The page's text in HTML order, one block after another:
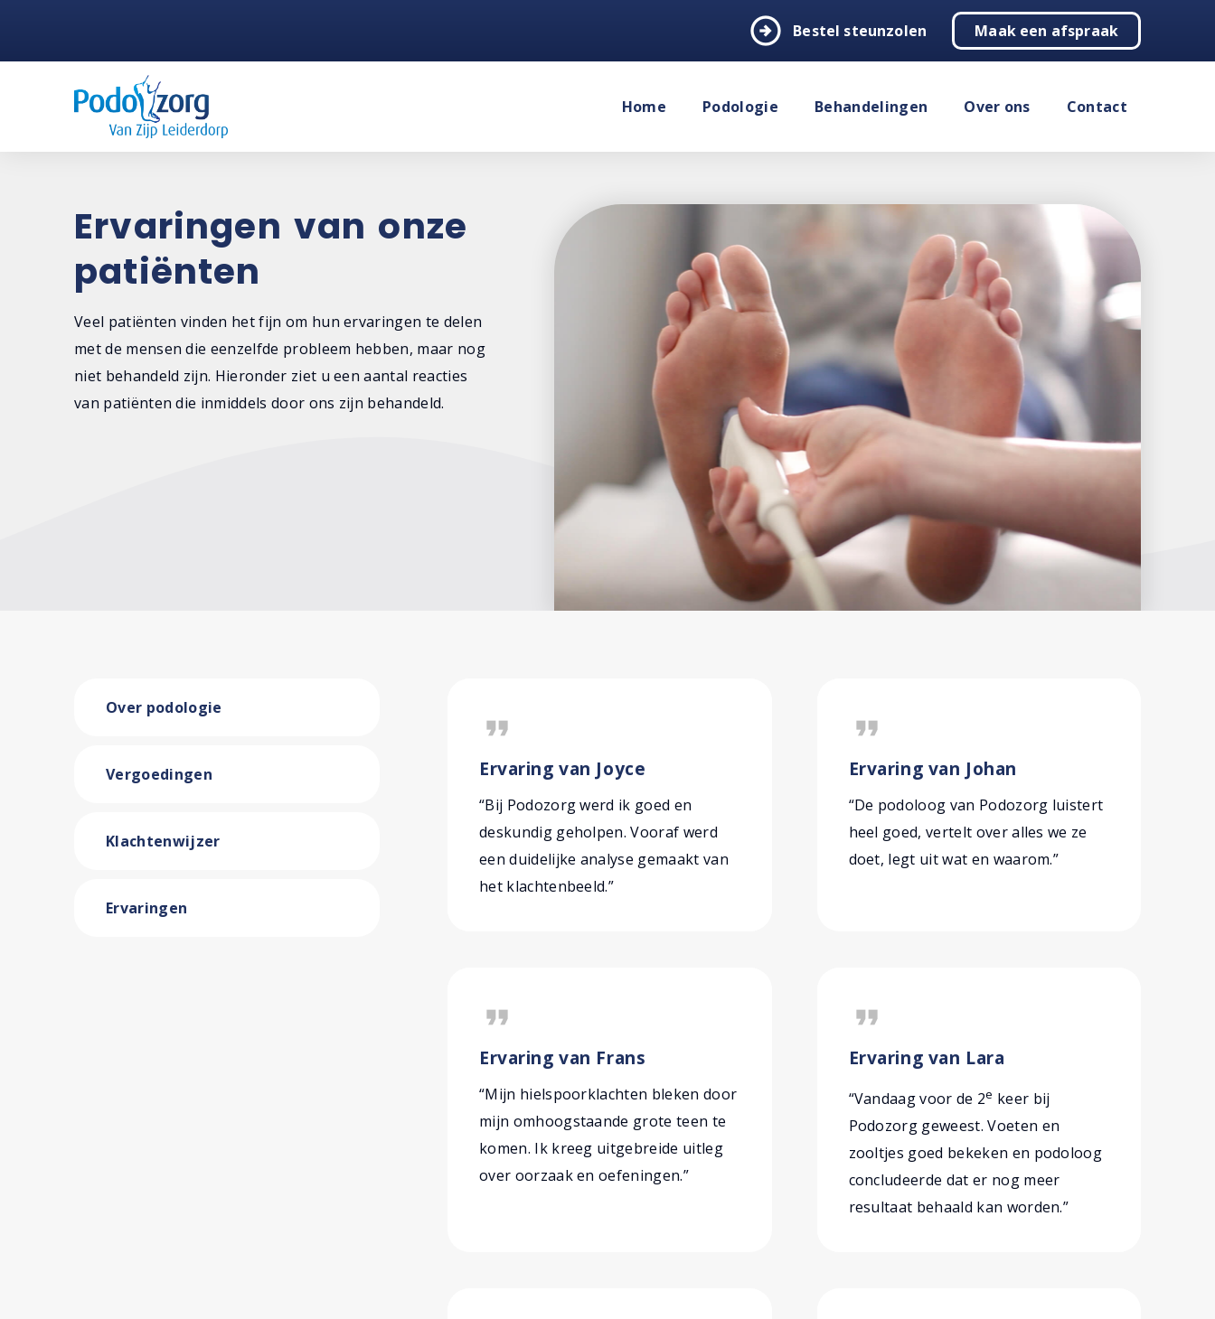
arrow_circle_right Bestel steunzolen Maak een afspraak
Home Podologie Behandelingen Over ons Contact
Ervaringen van onze
patiënten
Veel patiënten vinden het fijn om hun ervaringen te delen
met de mensen die eenzelfde probleem hebben, maar nog
niet behandeld zijn. Hieronder ziet u een aantal reacties
van patiënten die inmiddels door ons zijn behandeld.
Over podologie
Vergoedingen
Klachtenwijzer
Ervaringen
format_quote
Ervaring van Joyce
“Bij Podozorg werd ik goed en
deskundig geholpen. Vooraf werd
een duidelijke analyse gemaakt van
het klachtenbeeld.”
format_quote
Ervaring van Johan
“De podoloog van Podozorg luistert
heel goed, vertelt over alles we ze
doet, legt uit wat en waarom.”
format_quote
Ervaring van Frans
“Mijn hielspoorklachten bleken door
mijn omhoogstaande grote teen te
komen. Ik kreeg uitgebreide uitleg
over oorzaak en oefeningen.”
format_quote
Ervaring van Lara
“Vandaag voor de 2e keer bij
Podozorg geweest. Voeten en
zooltjes goed bekeken en podoloog
concludeerde dat er nog meer
resultaat behaald kan worden.”